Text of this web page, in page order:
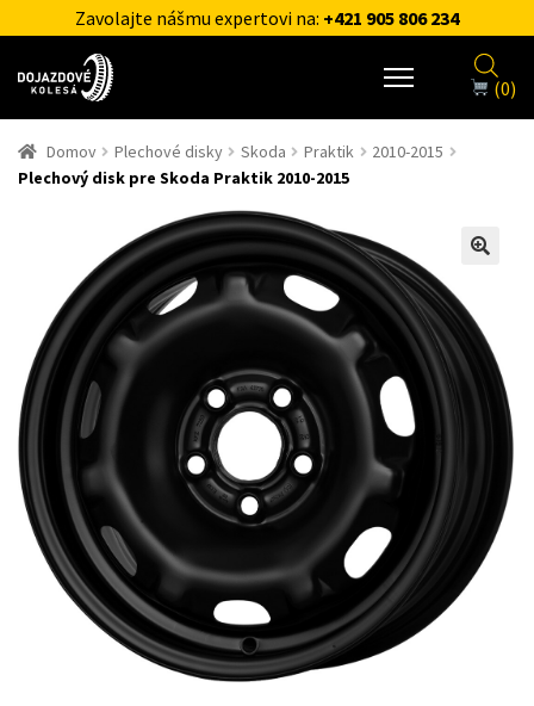
Zavolajte nášmu expertovi na: +421 905 806 234
(0)
Domov Plechové disky Skoda Praktik
2010-2015
Plechový disk pre Skoda Praktik 2010-2015